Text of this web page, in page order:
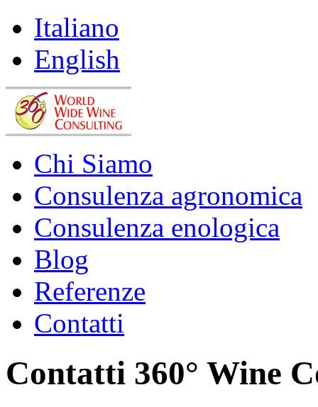
Italiano
English
Chi Siamo
Consulenza agronomica
Consulenza enologica
Blog
Referenze
Contatti
Contatti 360° Wine